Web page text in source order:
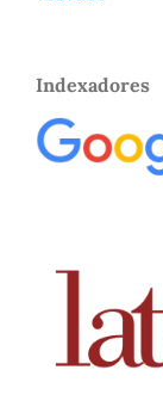
Indexadores